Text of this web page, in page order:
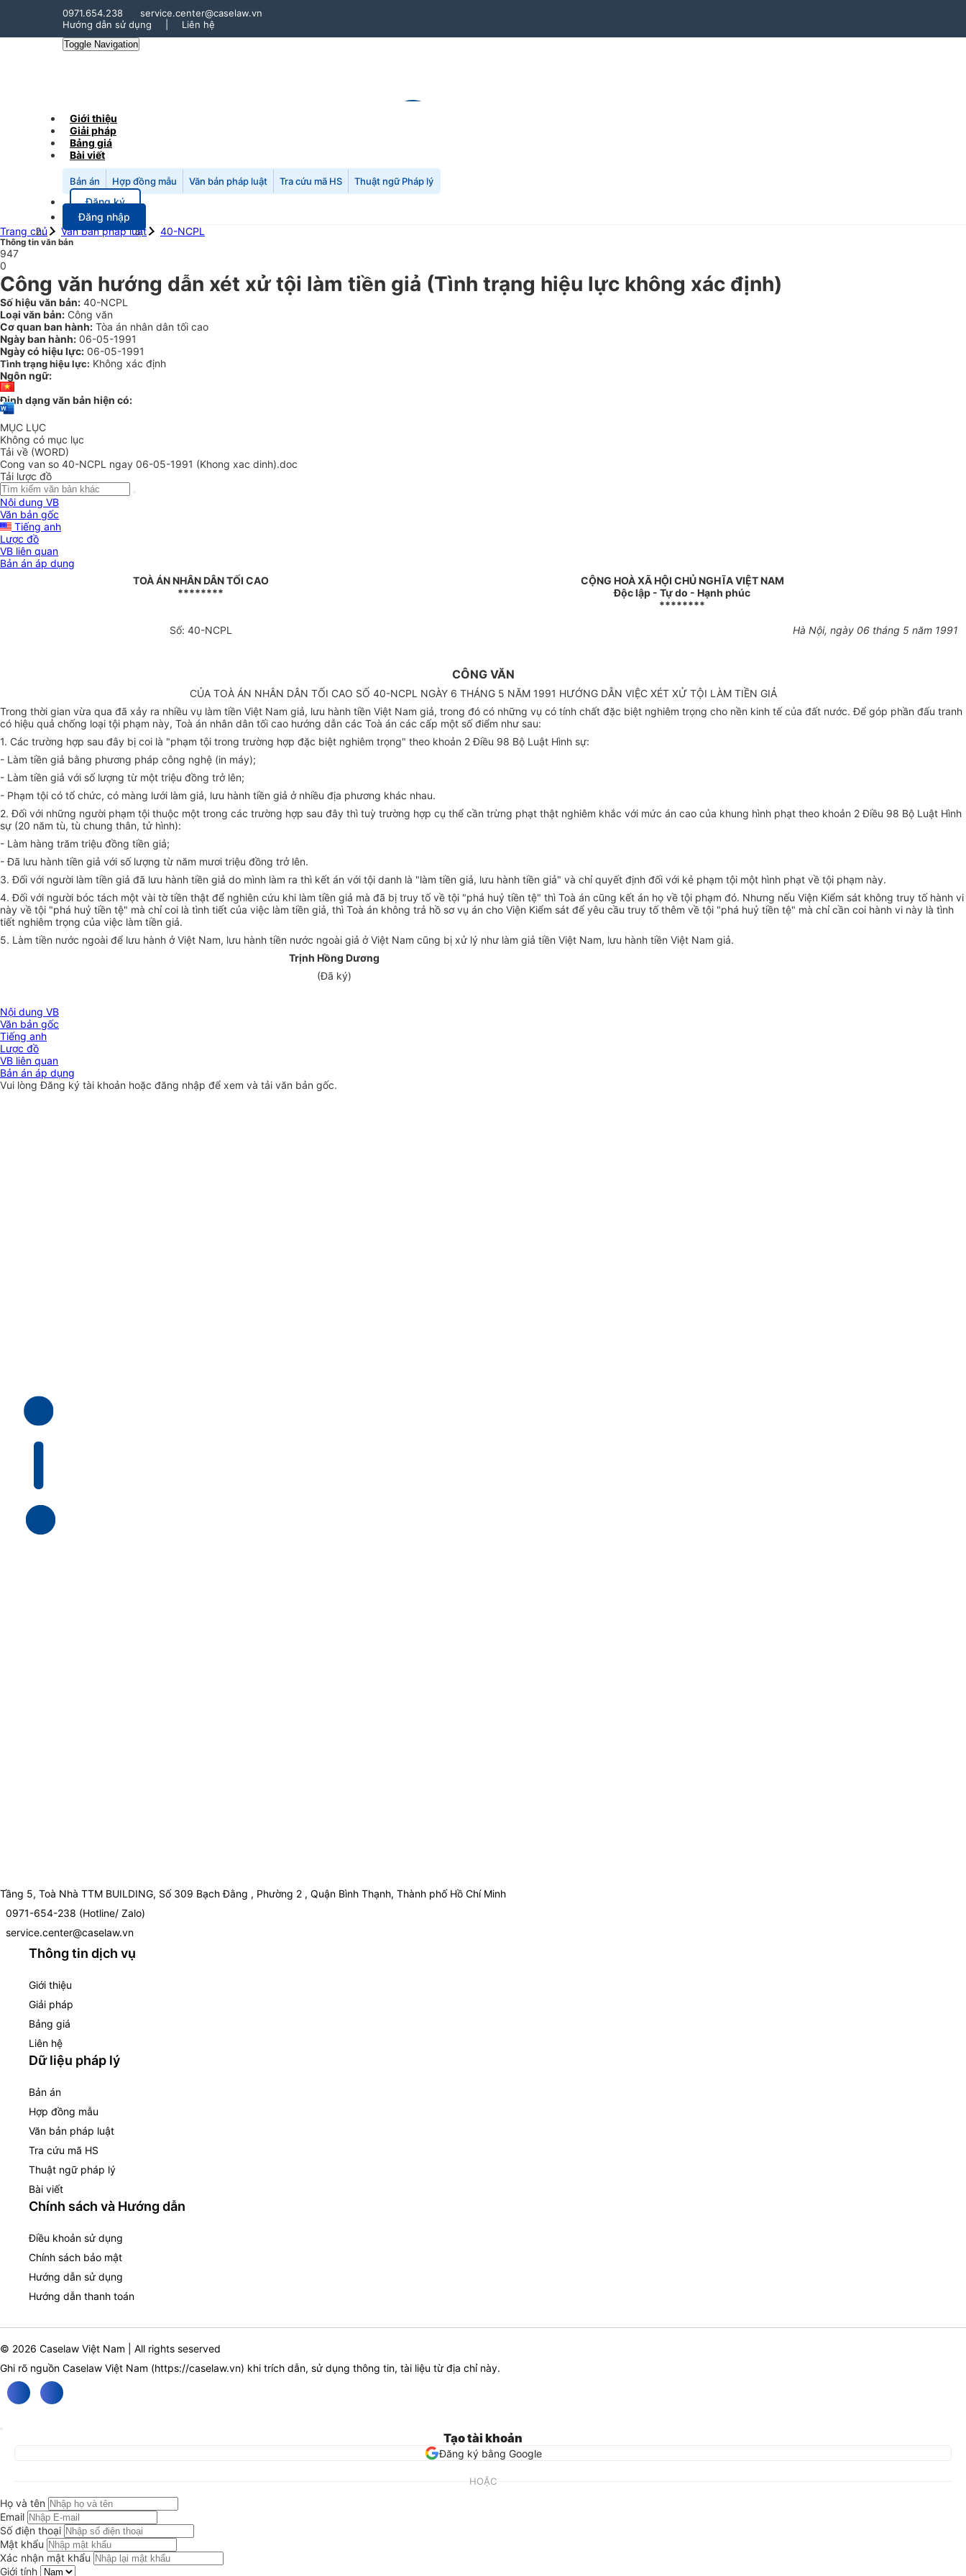
0971.654.238
service.center@caselaw.vn
Hướng dẫn sử dụng
Liên hệ
Toggle Navigation
Giới thiệu
Giải pháp
Bảng giá
Bài viết
Bản án Hợp đồng mẫu Văn bản pháp luật Tra cứu mã HS Thuật ngữ Pháp lý
Đăng ký
Đăng nhập
Trang chủ
Văn bản pháp luật 40-NCPL
Thông tin văn bản
947
0
Công văn hướng dẫn xét xử tội làm tiền giả (Tình trạng hiệu lực không xác định)
Số hiệu văn bản: 40-NCPL
Loại văn bản: Công văn
Cơ quan ban hành: Tòa án nhân dân tối cao
Ngày ban hành: 06-05-1991
Ngày có hiệu lực: 06-05-1991
Tình trạng hiệu lực: Không xác định
Ngôn ngữ:
Định dạng văn bản hiện có:
MỤC LỤC
Không có mục lục
Tải về (WORD)
Cong van so 40-NCPL ngay 06-05-1991 (Khong xac dinh).doc
Tải lược đồ
Nội dung VB
Văn bản gốc
Tiếng anh
Lược đồ
VB liên quan
Bản án áp dụng
TOÀ ÁN NHÂN DÂN TỐI CAO
********
CỘNG HOÀ XÃ HỘI CHỦ NGHĨA VIỆT NAM
Độc lập - Tự do - Hạnh phúc
********
Số: 40-NCPL Hà Nội, ngày 06 tháng 5 năm 1991
CÔNG VĂN
CỦA TOÀ ÁN NHÂN DÂN TỐI CAO SỐ 40-NCPL NGÀY 6 THÁNG 5 NĂM 1991 HƯỚNG DẪN VIỆC XÉT XỬ TỘI LÀM TIỀN GIẢ
Trong thời gian vừa qua đã xảy ra nhiều vụ làm tiền Việt Nam giả, lưu hành tiền Việt Nam giả, trong đó có những vụ có tính chất đặc biệt nghiêm trọng cho nền kinh tế của đất nước. Để góp phần đấu tranh
có hiệu quả chống loại tội phạm này, Toà án nhân dân tối cao hướng dẫn các Toà án các cấp một số điểm như sau:
1. Các trường hợp sau đây bị coi là "phạm tội trong trường hợp đặc biệt nghiêm trọng" theo khoản 2 Điều 98 Bộ Luật Hình sự:
- Làm tiền giả bằng phương pháp công nghệ (in máy);
- Làm tiền giả với số lượng từ một triệu đồng trở lên;
- Phạm tội có tổ chức, có màng lưới làm giả, lưu hành tiền giả ở nhiều địa phương khác nhau.
2. Đối với những người phạm tội thuộc một trong các trường hợp sau đây thì tuỳ trường hợp cụ thể cần trừng phạt thật nghiêm khắc với mức án cao của khung hình phạt theo khoản 2 Điều 98 Bộ Luật Hình
sự (20 năm tù, tù chung thân, tử hình):
- Làm hàng trăm triệu đồng tiền giả;
- Đã lưu hành tiền giả với số lượng từ năm mươi triệu đồng trở lên.
3. Đối với người làm tiền giả đã lưu hành tiền giả do mình làm ra thì kết án với tội danh là "làm tiền giả, lưu hành tiền giả" và chỉ quyết định đối với kẻ phạm tội một hình phạt về tội phạm này.
4. Đối với người bóc tách một vài tờ tiền thật để nghiên cứu khi làm tiền giả mà đã bị truy tố về tội "phá huỷ tiền tệ" thì Toà án cũng kết án họ về tội phạm đó. Nhưng nếu Viện Kiểm sát không truy tố hành vi
này về tội "phá huỷ tiền tệ" mà chỉ coi là tình tiết của việc làm tiền giả, thì Toà án không trả hồ sơ vụ án cho Viện Kiểm sát để yêu cầu truy tố thêm về tội "phá huỷ tiền tệ" mà chỉ cần coi hành vi này là tình
tiết nghiêm trọng của việc làm tiền giả.
5. Làm tiền nước ngoài để lưu hành ở Việt Nam, lưu hành tiền nước ngoài giả ở Việt Nam cũng bị xử lý như làm giả tiền Việt Nam, lưu hành tiền Việt Nam giả.
Trịnh Hồng Dương
(Đã ký)
Nội dung VB
Văn bản gốc
Tiếng anh
Lược đồ
VB liên quan
Bản án áp dụng
Vui lòngĐăng ký tài khoản hoặc đăng nhập để xem và tải văn bản gốc.
Tầng 5, Toà Nhà TTM BUILDING, Số 309 Bạch Đằng , Phường 2 , Quận Bình Thạnh, Thành phố Hồ Chí Minh
0971-654-238 (Hotline/ Zalo)
service.center@caselaw.vn
Thông tin dịch vụ
Giới thiệu
Giải pháp
Bảng giá
Liên hệ
Dữ liệu pháp lý
Bản án
Hợp đồng mẫu
Văn bản pháp luật
Tra cứu mã HS
Thuật ngữ pháp lý
Bài viết
Chính sách và Hướng dẫn
Điều khoản sử dụng
Chính sách bảo mật
Hướng dẫn sử dụng
Hướng dẫn thanh toán
© 2026 Caselaw Việt Nam | All rights seserved
Ghi rõ nguồn Caselaw Việt Nam (https://caselaw.vn) khi trích dẫn, sử dụng thông tin, tài liệu từ địa chỉ này.
Tạo tài khoản
Đăng ký bằng Google
HOẶC
Họ và tên
Email
Số điện thoại
Mật khẩu
Xác nhận mật khẩu
Giới tính